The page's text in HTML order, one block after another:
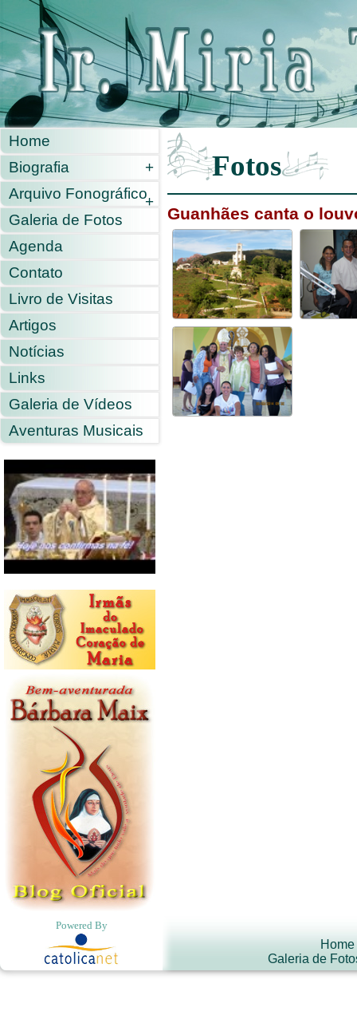
Home
Biografia
+
Arquivo Fonográfico+
Galeria de Fotos
Agenda
Contato
Livro de Visitas
Artigos
Notícias
Links
Galeria de Vídeos
Aventuras Musicais
Fotos
Guanhães canta o
Powered By
Home
Galeria de